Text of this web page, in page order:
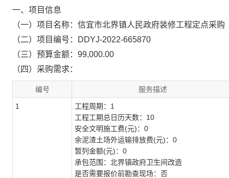
一、项目信息
（一）项目名称：信宜市北界镇人民政府装修工程定点采购
（二）项目编号：DDYJ-2022-665870
（三）预算金额：99,000.00
（四）采购需求：
编号 服务描述
1
工程周期：1
工程工期总日历天数：10
安全文明施工费(元)：0
余泥渣土场外运输排放费(元)：0
暂列金额(元)：0
承包范围：北界镇政府卫生间改造
是否需要报价前勘查现场：否